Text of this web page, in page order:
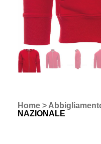
Home >
NAZIONALE